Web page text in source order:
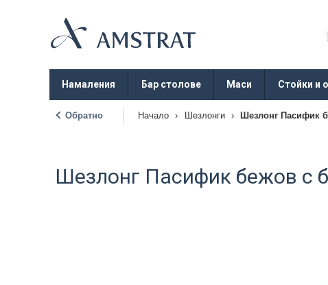
Намаления Бар столове Маси Стойки и
Обратно Начало › Шезлонги › Шезлонг Пасифик
Шезлонг Пасифик бежов с